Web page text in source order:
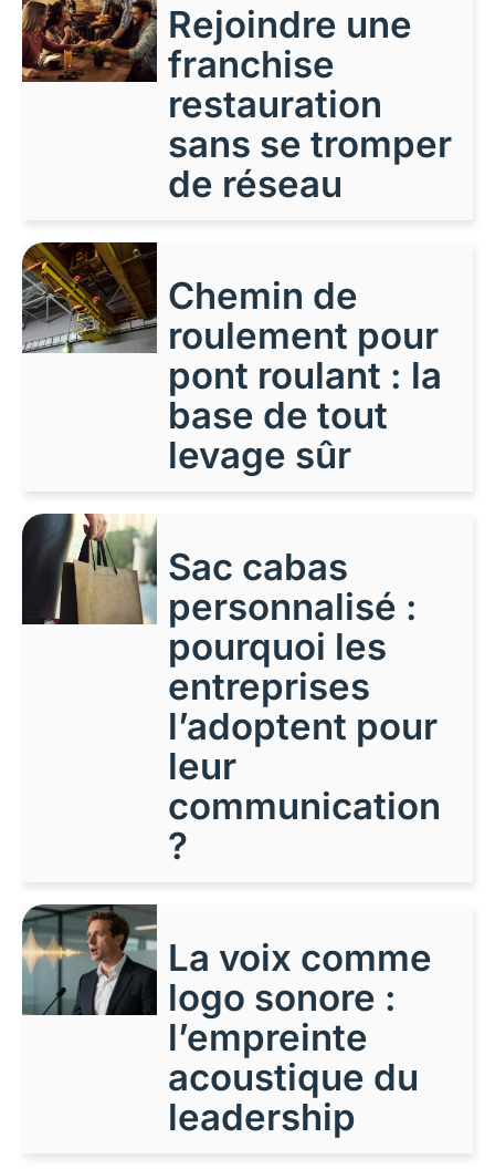
Rejoindre une
franchise
restauration
sans se tromper
de réseau
Chemin de
roulement pour
pont roulant : la
base de tout
levage sûr
Sac cabas
personnalisé :
pourquoi les
entreprises
l’adoptent pour
leur
communication
?
La voix comme
logo sonore :
l’empreinte
acoustique du
leadership